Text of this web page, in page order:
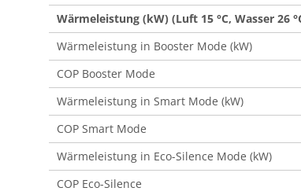
Wärmeleistung (kW) (Luft 15 °C, Wasser 26
Wärmeleistung in Booster Mode (kW)
COP Booster Mode
Wärmeleistung in Smart Mode (kW)
COP Smart Mode
Wärmeleistung in Eco-Silence Mode (kW)
COP Eco-Silence